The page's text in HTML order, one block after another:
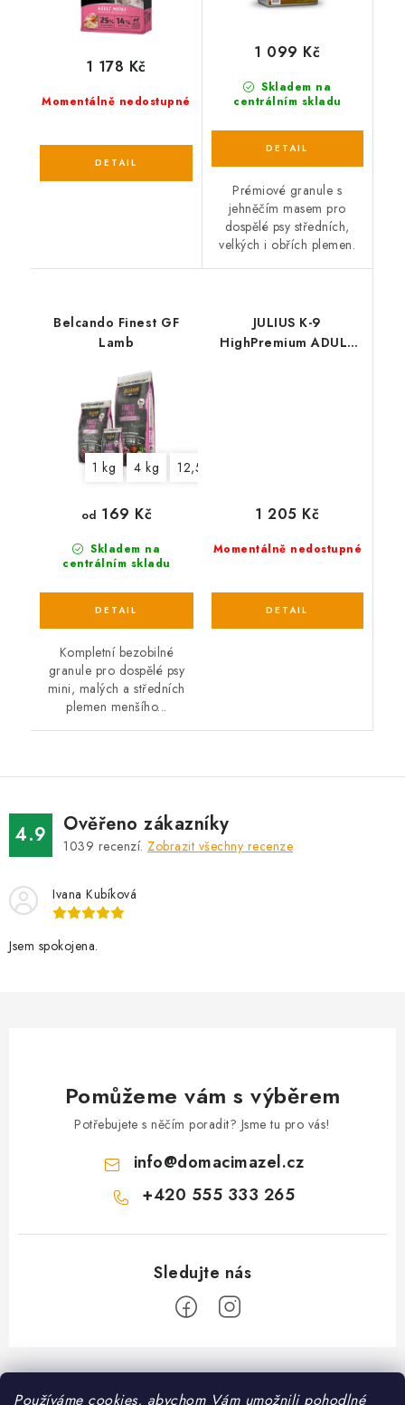
Používáme cookies, abychom Vám umožnili pohodlné
Momentálně nedostupné
1 178 Kč
Skladem na
centrálním skladu
1 099 Kč
Prémiové granule s
jehněčím masem pro
dospělé psy středních,
velkých i obřích plemen.
Belcando Finest GF
Lamb
1 kg 4 kg 12,5 kg
Skladem na
centrálním skladu
od 169 Kč
Kompletní bezobilné
granule pro dospělé psy
mini, malých a středních
plemen menšího...
JULIUS K-9
HighPremium ADULT
Momentálně nedostupné
1 205 Kč
4.9 Ověřeno zákazníky
1039 recenzí. Zobrazit všechny recenze
Ivana Kubíková
Jsem spokojena.
Pomůžeme vám s výběrem
Potřebujete s něčím poradit? Jsme tu pro vás!
info@domacimazel.cz
+420 555 333 265
Z
á
Informace pro vás